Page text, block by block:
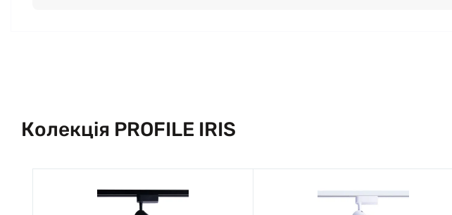
Колекція PROFILE IRIS